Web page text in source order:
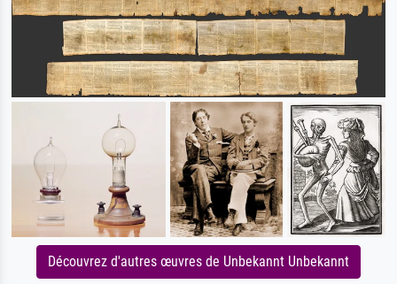
Découvrez d'autres œuvres de Unbekannt Unbekannt